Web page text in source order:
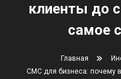
клиенты до
самое
Главная
СМС для бизнеса: почему